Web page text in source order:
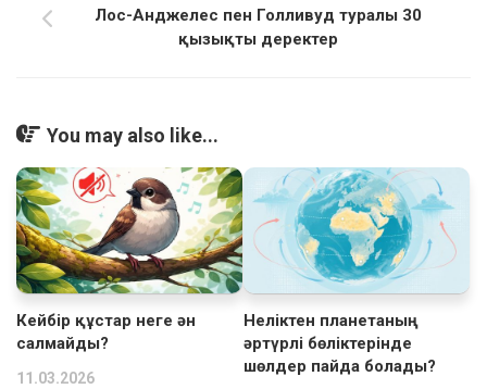
Лос-Анджелес пен Голливуд туралы 30
қызықты деректер
You may also like...
Кейбір құстар неге ән
салмайды?
11.03.2026
Неліктен планетаның
әртүрлі бөліктерінде
шөлдер пайда болады?